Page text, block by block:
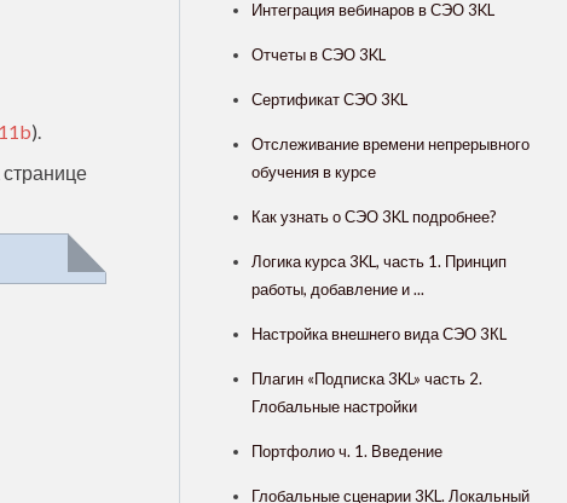
).
странице
Интеграция вебинаров в СЭО 3KL
Отчеты в СЭО 3KL
Сертификат СЭО 3KL
Отслеживание времени непрерывного
обучения в курсе
Как узнать о СЭО 3KL подробнее?
Логика курса 3KL, часть 1. Принцип
работы, добавление и ...
Настройка внешнего вида СЭО 3КL
Плагин «Подписка 3KL» часть 2.
Глобальные настройки
Портфолио ч. 1. Введение
Глобальные сценарии 3KL. Локальный